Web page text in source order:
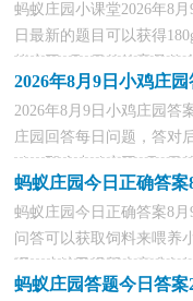
健康辟谣:空气炸锅做的
蚂蚁庄园小课堂2026年8
日最新的题目可以获得
蚁庄园8月9日的答案是什
案了，一起来看看吧。蚂
月9日答案1、健康辟谣:空
2026年8月9日小鸡庄
2026年8月9日小鸡庄园答
庄园回答每日问题，答对
鸡，那么小鸡庄园8月9日
8月9日蚂蚁庄园答案一、
易致癌正确答案：并不准
蚂蚁庄园今日正确答案
蚂蚁庄园今日正确答案8
问答可以获取饲料来喂养
呢？小编已经帮大家准备
来看看吧。蚂蚁庄园今日
蚂蚁庄园答题今日答案